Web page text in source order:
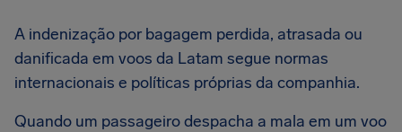
A indenização por bagagem perdida, atrasada ou
danificada em voos da Latam segue normas
internacionais e políticas próprias da companhia.
Quando um passageiro despacha a mala em um voo